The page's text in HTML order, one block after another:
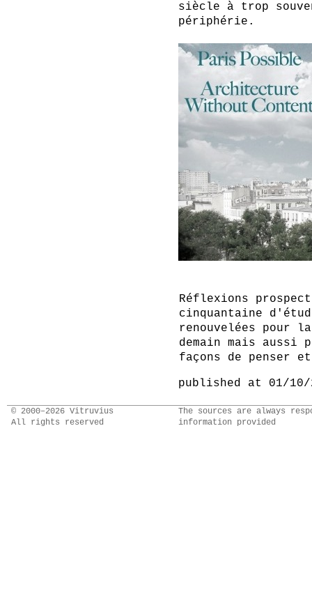
siècle à trop
périphérie.
Réflexions
cinquantaine
renouvelées
demain mais aussi
façons de
published at 01/10/
© 2000–2026 Vitruvius
All rights reserved
The sources are always
information provided